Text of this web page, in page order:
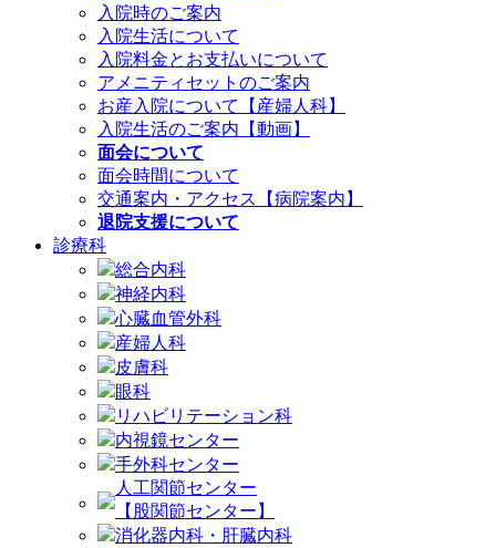
入院時のご案内
入院生活について
入院料金とお支払いについて
アメニティセットのご案内
お産入院について【産婦人科】
入院生活のご案内【動画】
面会について
面会時間について
交通案内・アクセス【病院案内】
退院支援について
診療科
総合内科
神経内科
心臓血管外科
産婦人科
皮膚科
眼科
リハビリテーション科
内視鏡センター
手外科センター
人工関節センター
【股関節センター】
消化器内科・肝臓内科